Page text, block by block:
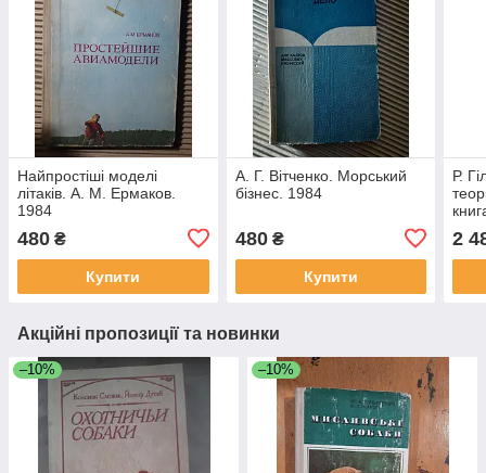
Найпростіші моделі
літаків. А. М. Ермаков.
1984
480 ₴
Купити
А. Г. Вітченко. Морський
бізнес. 1984
480₴
Купити
Р.
2
Акційні пропозиції та новинки
–10% –10%